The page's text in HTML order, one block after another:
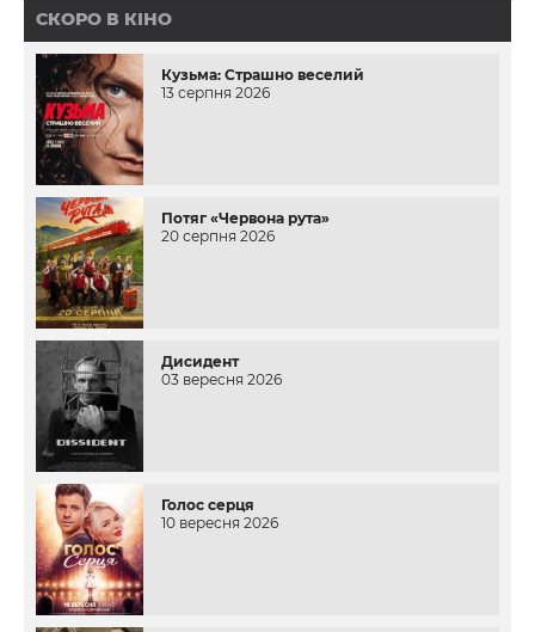
СКОРО В КІНО
Кузьма: Страшно веселий
13 серпня 2026
Потяг «Червона рута»
20 серпня 2026
Дисидент
03 вересня 2026
Голос серця
10 вересня 2026